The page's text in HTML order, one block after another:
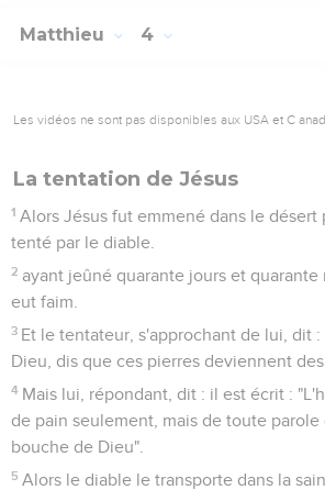
Matthieu 4
Les vidéos ne sont pas disponibles aux USA et C
La tentation de Jésus
1 Alors Jésus fut emmené dans le désert
tenté par le diable.
2 ayant jeûné quarante jours et quarante
eut faim.
3 Et le tentateur, s'approchant de lui, dit :
Dieu, dis que ces pierres deviennent des
4 Mais lui, répondant, dit : il est écrit :
de pain seulement, mais de toute parole
bouche de Dieu".
5 Alors le diable le transporte dans la